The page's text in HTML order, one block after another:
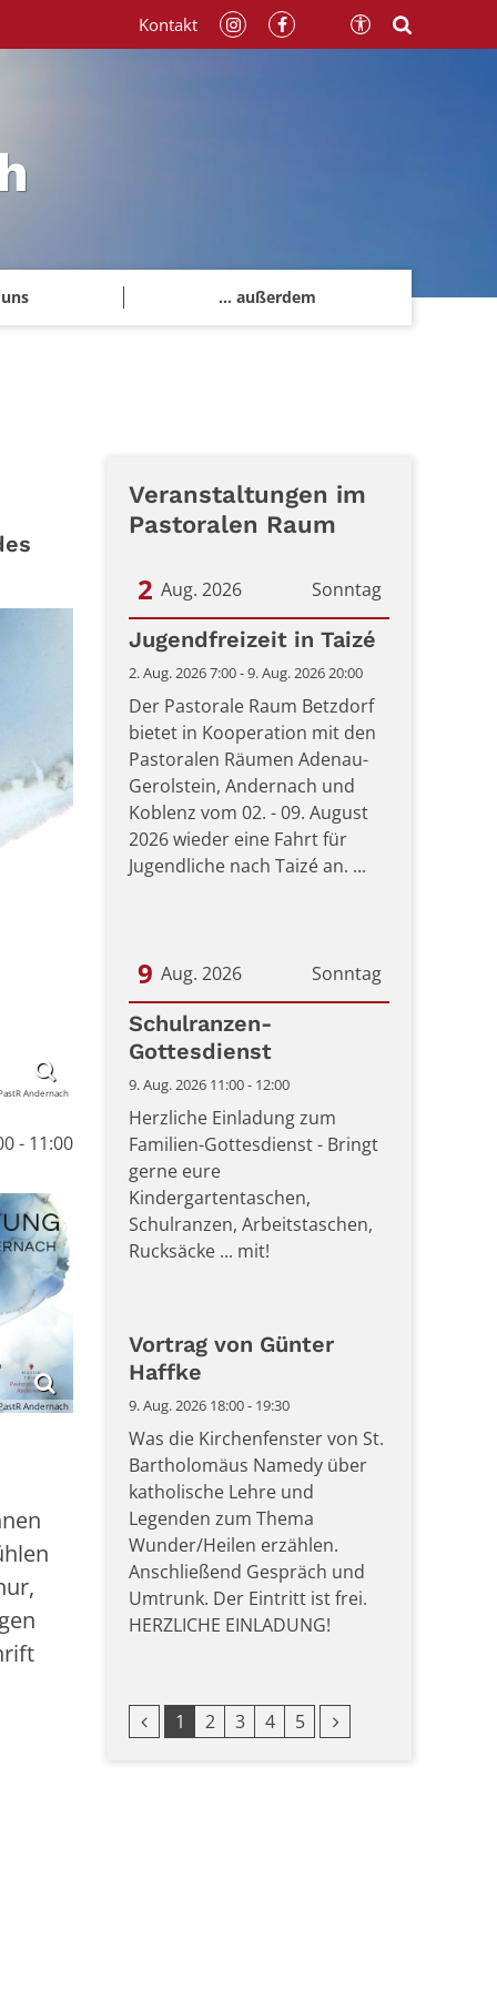
... außerdem
Kontakt
Andernach
- 11:00
Andernach
Veranstaltungen im
Pastoralen Raum
Sonntag
2 Aug. 2026
Datum: 2. August 2026
Jugendfreizeit in Taizé
2. Aug. 2026 7:00 - 9. Aug. 2026 20:00
Der Pastorale Raum Betzdorf
bietet in Kooperation mit den
Pastoralen Räumen Adenau-
Gerolstein, Andernach und
Koblenz vom 02. - 09. August
2026 wieder eine Fahrt für
Jugendliche nach Taizé an. ...
Sonntag
9 Aug. 2026
Datum: 9. August 2026
Schulranzen-
Gottesdienst
9. Aug. 2026 11:00 - 12:00
Herzliche Einladung zum
Familien-Gottesdienst - Bringt
gerne eure
Kindergartentaschen,
Schulranzen, Arbeitstaschen,
Rucksäcke ... mit!
Vortrag von Günter
Haffke
9. Aug. 2026 18:00 - 19:30
Was die Kirchenfenster von St.
Bartholomäus Namedy über
katholische Lehre und
Legenden zum Thema
Wunder/Heilen erzählen.
Anschließend Gespräch und
Umtrunk. Der Eintritt ist frei.
HERZLICHE EINLADUNG!
Vorherige Seite
1 2 3 4 5 Nächste Seite